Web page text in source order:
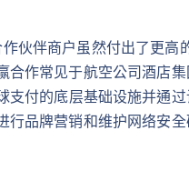
伙伴商户虽然付出了更
作常见于航空公司酒店
支付的底层基础设施并通
品牌营销和维护网络安